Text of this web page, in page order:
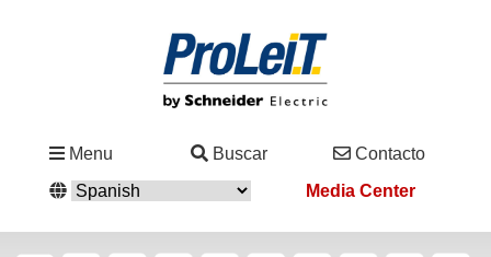
Menu Buscar
Contacto
Media Center
Soluciones